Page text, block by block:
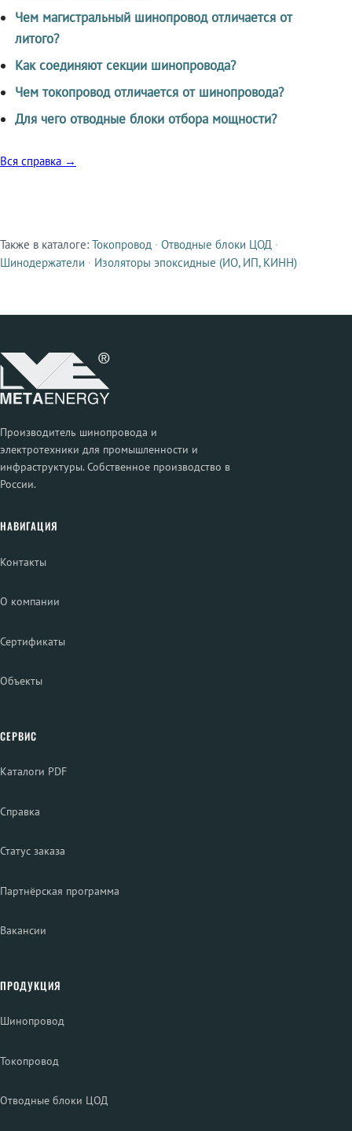
Чем магистральный шинопровод отличается от
литого?
Как соединяют секции шинопровода?
Чем токопровод отличается от шинопровода?
Для чего отводные блоки отбора мощности?
Вся справка →
Смежные продукты
Также в каталоге: Токопровод · Отводные блоки ЦОД ·
Шинодержатели · Изоляторы эпоксидные (ИО, ИП, КИНН)
Производитель шинопровода и
электротехники для промышленности и
инфраструктуры. Собственное производство в
России.
НАВИГАЦИЯ
Контакты
О компании
Сертификаты
Объекты
СЕРВИС
Каталоги PDF
Справка
Статус заказа
Партнёрская программа
Вакансии
ПРОДУКЦИЯ
Шинопровод
Токопровод
Отводные блоки ЦОД